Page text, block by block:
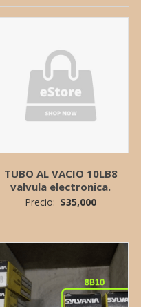
TUBO AL VACIO 10LB8
valvula electronica.
Precio: $35,000